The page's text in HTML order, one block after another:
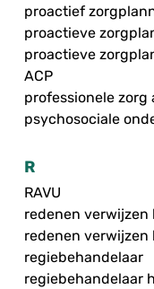
proactief
proactieve
proactieve
ACP
professionele zorg
psychosociale
R
RAVU
redenen verwijzen
redenen verwijzen
regiebehandelaar
regiebehandelaar